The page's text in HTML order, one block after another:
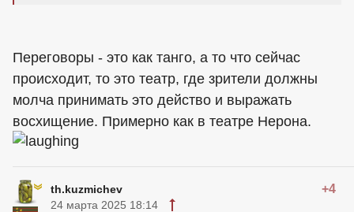
Переговоры - это как танго, а то что сейчас
происходит, то это театр, где зрители должны
молча принимать это действо и выражать
восхищение. Примерно как в театре Нерона.
th.kuzmichev +4
24 марта 2025 18:14